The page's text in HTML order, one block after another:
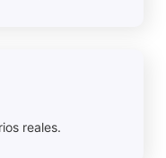
reales.